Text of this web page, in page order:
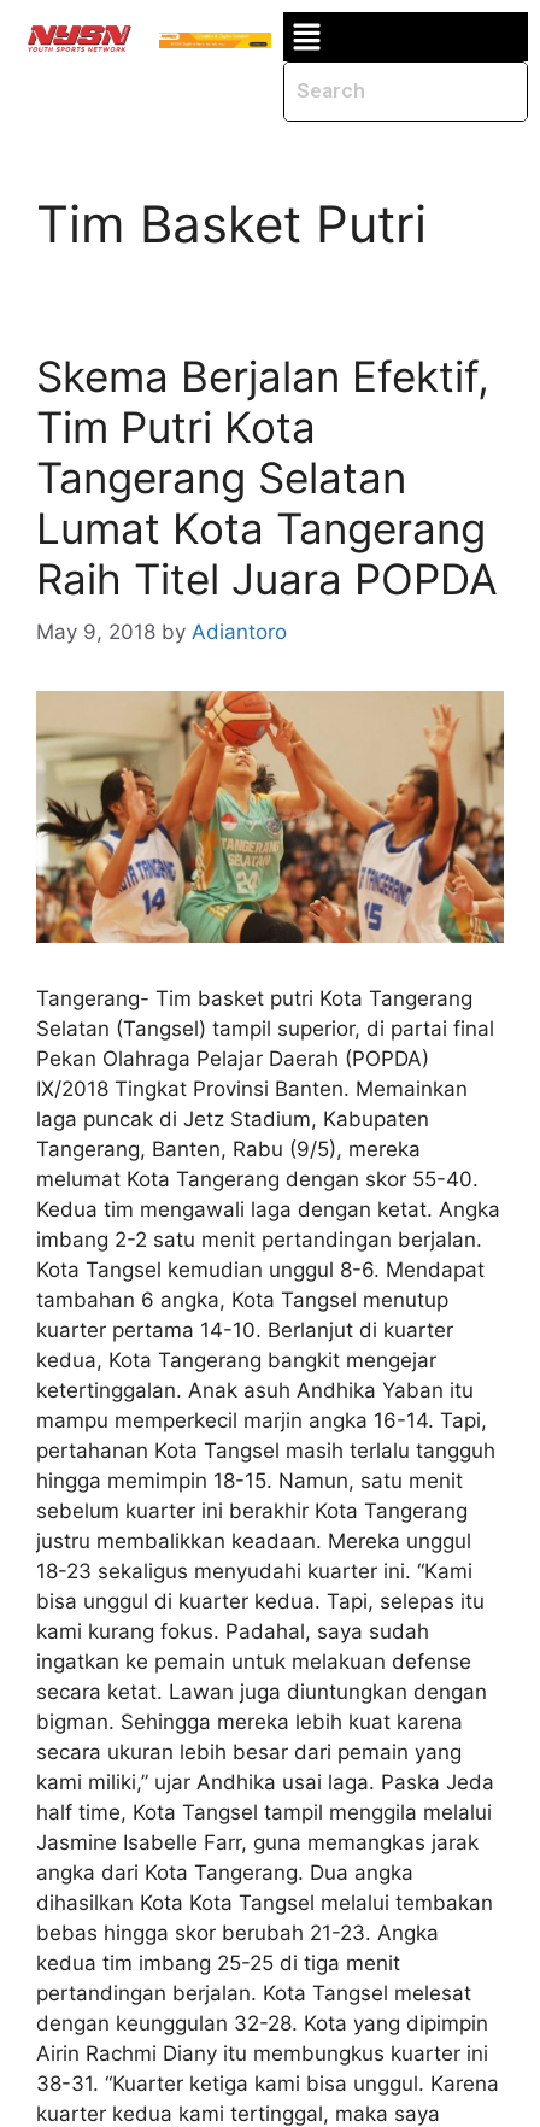
Tim Basket Putri
Skema Berjalan Efektif,
Tim Putri Kota
Tangerang Selatan
Lumat Kota Tangerang
Raih Titel Juara POPDA
May 9, 2018 by Adiantoro
Tangerang- Tim basket putri Kota Tangerang
Selatan (Tangsel) tampil superior, di partai final
Pekan Olahraga Pelajar Daerah (POPDA)
IX/2018 Tingkat Provinsi Banten. Memainkan
laga puncak di Jetz Stadium, Kabupaten
Tangerang, Banten, Rabu (9/5), mereka
melumat Kota Tangerang dengan skor 55-40.
Kedua tim mengawali laga dengan ketat. Angka
imbang 2-2 satu menit pertandingan berjalan.
Kota Tangsel kemudian unggul 8-6. Mendapat
tambahan 6 angka, Kota Tangsel menutup
kuarter pertama 14-10. Berlanjut di kuarter
kedua, Kota Tangerang bangkit mengejar
ketertinggalan. Anak asuh Andhika Yaban itu
mampu memperkecil marjin angka 16-14. Tapi,
pertahanan Kota Tangsel masih terlalu tangguh
hingga memimpin 18-15. Namun, satu menit
sebelum kuarter ini berakhir Kota Tangerang
justru membalikkan keadaan. Mereka unggul
18-23 sekaligus menyudahi kuarter ini. “Kami
bisa unggul di kuarter kedua. Tapi, selepas itu
kami kurang fokus. Padahal, saya sudah
ingatkan ke pemain untuk melakuan defense
secara ketat. Lawan juga diuntungkan dengan
bigman. Sehingga mereka lebih kuat karena
secara ukuran lebih besar dari pemain yang
kami miliki,” ujar Andhika usai laga. Paska Jeda
half time, Kota Tangsel tampil menggila melalui
Jasmine Isabelle Farr, guna memangkas jarak
angka dari Kota Tangerang. Dua angka
dihasilkan Kota Kota Tangsel melalui tembakan
bebas hingga skor berubah 21-23. Angka
kedua tim imbang 25-25 di tiga menit
pertandingan berjalan. Kota Tangsel melesat
dengan keunggulan 32-28. Kota yang dipimpin
Airin Rachmi Diany itu membungkus kuarter ini
38-31. “Kuarter ketiga kami bisa unggul. Karena
kuarter kedua kami tertinggal, maka saya